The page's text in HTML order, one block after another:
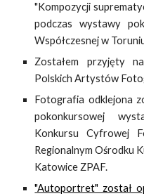
"Kompozycji
podczas wystawy
Współczesnej w
Zostałem przyjęty
Polskich Artystów
Fotografia odklejona
pokonkursowej
Konkursu Cyfrowej
Regionalnym Ośrodku
Katowice ZPAF.
"Autoportret" został